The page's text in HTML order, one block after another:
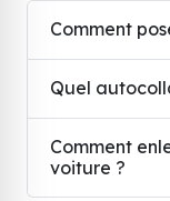
Comment
Quel
Comment
voiture ?